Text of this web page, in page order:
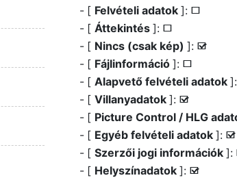
[ Felvételi adatok ]: U
[ Áttekintés ]: U
[ Nincs (csak kép) ]: M
[ Fájlinformáció ]: U
[ Alapvető felvételi adatok ]:
[ Villanyadatok ]: M
[ Picture Control / HLG
[ Egyéb felvételi adatok ]: M
[ Szerzői jogi információk ]:
[ Helyszínadatok ]: M